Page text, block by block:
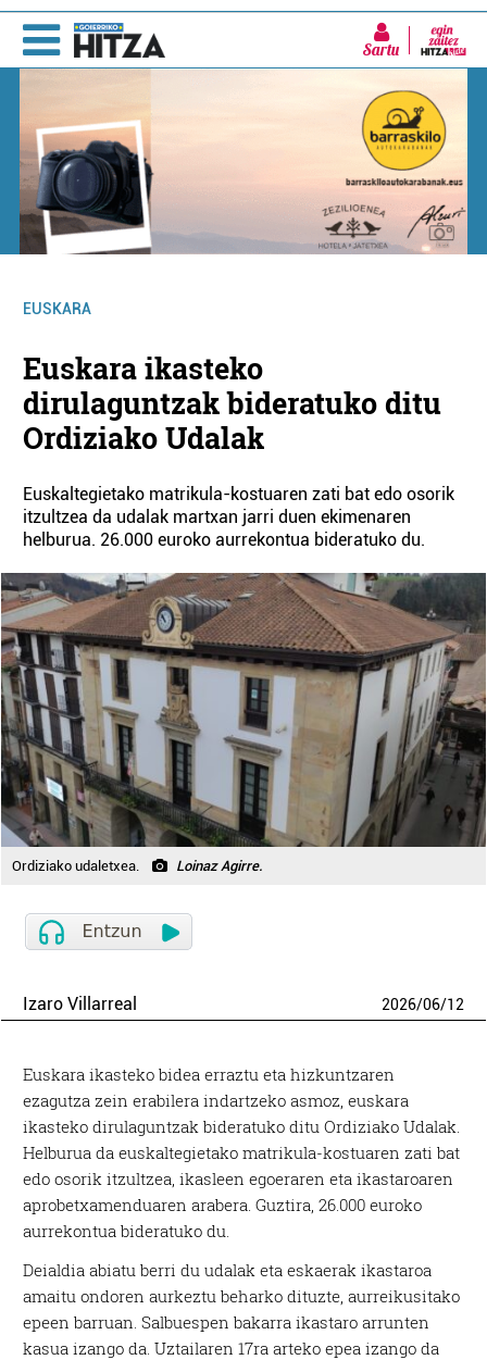
Sartu
EUSKARA
Euskara ikasteko
dirulaguntzak bideratuko ditu
Ordiziako Udalak
Euskaltegietako matrikula-kostuaren zati bat edo osorik
itzultzea da udalak martxan jarri duen ekimenaren
helburua. 26.000 euroko aurrekontua bideratuko du.
Ordiziako udaletxea. Loinaz Agirre.
Izaro Villarreal 2026/06/12
Euskara ikasteko bidea erraztu eta hizkuntzaren
ezagutza zein erabilera indartzeko asmoz, euskara
ikasteko dirulaguntzak bideratuko ditu Ordiziako Udalak.
Helburua da euskaltegietako matrikula-kostuaren zati bat
edo osorik itzultzea, ikasleen egoeraren eta ikastaroaren
aprobetxamenduaren arabera. Guztira, 26.000 euroko
aurrekontua bideratuko du.
Deialdia abiatu berri du udalak eta eskaerak ikastaroa
amaitu ondoren aurkeztu beharko dituzte, aurreikusitako
epeen barruan. Salbuespen bakarra ikastaro arrunten
kasua izango da. Uztailaren 17ra arteko epea izango da